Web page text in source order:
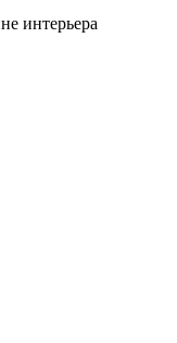
интерьера